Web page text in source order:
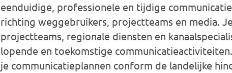
eenduidige, professionele en tijdige
richting weggebruikers, projectteams en media.
projectteams, regionale diensten en
lopende en toekomstige
je communicatieplannen conform de landelijke